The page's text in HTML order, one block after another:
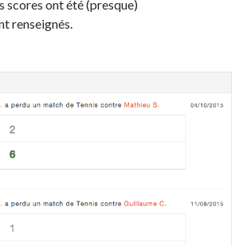
scores ont été (presque)
renseignés.